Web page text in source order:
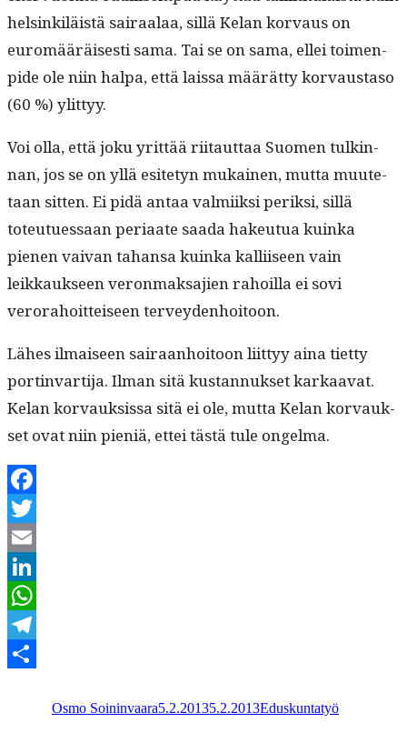
helsinkiläistä sairaalaa, sil­lä Kelan kor­vaus on
euromääräis­es­ti sama. Tai se on sama, ellei toimen­
pide ole niin hal­pa, että lais­sa määrät­ty kor­vaus­ta­so
(60 %) ylittyy.
Voi olla, että joku yrit­tää riitaut­taa Suomen tulkin­
nan, jos se on yllä esite­tyn mukainen, mut­ta muute­
taan sit­ten. Ei pidä antaa valmi­ik­si perik­si, sil­lä
toteutues­saan peri­aate saa­da hakeu­tua kuin­ka
pienen vaivan tahansa kuin­ka kalli­iseen vain
leikkauk­seen veron­mak­sajien rahoil­la ei sovi
verora­hoit­teiseen terveydenhoitoon.
Läh­es ilmaiseen sairaan­hoitoon liit­tyy aina tiet­ty
port­in­var­ti­ja. Ilman sitä kus­tan­nuk­set karkaa­vat.
Kelan kor­vauk­sis­sa sitä ei ole, mut­ta Kelan kor­vauk­
set ovat niin pieniä, ettei tästä tule ongelma.
Facebook
Twitter
Email
LinkedIn
WhatsApp
Telegram
Osmo Soininvaara5.2.20135.2.2013Eduskuntatyö